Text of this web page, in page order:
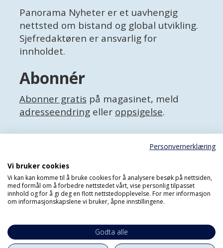
Panorama Nyheter er et uavhengig
nettsted om bistand og global utvikling.
Sjefredaktøren er ansvarlig for
innholdet.
Abonnér
Abonner gratis på magasinet, meld
adresseendringeller oppsigelse.
Facebook
Personvernerklæring
Personvernerklæring
Vi bruker cookies
Vi kan kan komme til å bruke cookies for å analysere besøk på nettsiden,
med formål om å forbedre nettstedet vårt, vise personlig tilpasset
innhold og for å gi deg en flott nettstedopplevelse. For mer informasjon
om informasjonskapslene vi bruker, åpne innstillingene.
Godta alle